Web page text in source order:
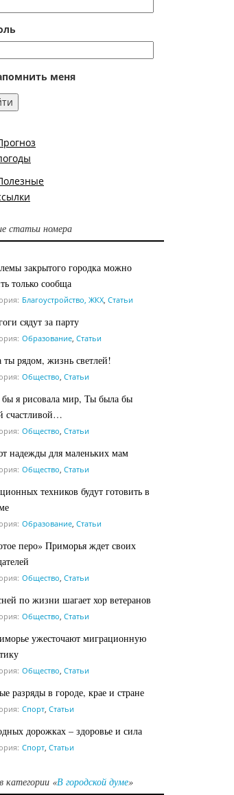
меня
статьи номера
закрытого городка можно
только сообща
Благоустройство, ЖКХ Статьи
сядут за парту
Образование Статьи
ты рядом, жизнь светлей!
Общество Статьи
я рисовала мир, Ты была бы
счастливой…
Общество Статьи
надежды для маленьких мам
Общество Статьи
техников будут готовить в
Образование Статьи
перо» Приморья ждет своих
Общество Статьи
по жизни шагает хор ветеранов
Общество Статьи
ужесточают миграционную
Общество Статьи
разряды в городе, крае и стране
Спорт Статьи
дорожках – здоровье и сила
Спорт Статьи
категории «В городской думе»